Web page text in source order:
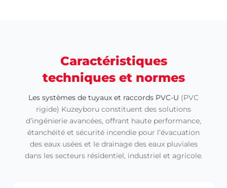
Caractéristiques
techniques et normes
Les systèmes de tuyaux et raccords PVC-U (PVC
rigide) Kuzeyboru constituent des solutions
d’ingénierie avancées, offrant haute performance,
étanchéité et sécurité incendie pour l’évacuation
des eaux usées et le drainage des eaux pluviales
dans les secteurs résidentiel, industriel et agricole.